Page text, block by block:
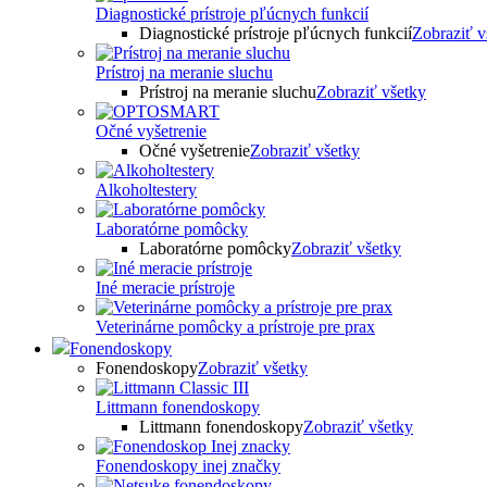
Diagnostické prístroje pľúcnych funkcií
Diagnostické prístroje pľúcnych funkciíZobraziť
Prístroj na meranie sluchu
Prístroj na meranie sluchuZobraziť všetky
Očné vyšetrenie
Očné vyšetrenieZobraziť všetky
Alkoholtestery
Laboratórne pomôcky
Laboratórne pomôckyZobraziť všetky
Iné meracie prístroje
Veterinárne pomôcky a prístroje pre prax
Fonendoskopy
FonendoskopyZobraziť všetky
Littmann fonendoskopy
Littmann fonendoskopyZobraziť všetky
Fonendoskopy inej značky